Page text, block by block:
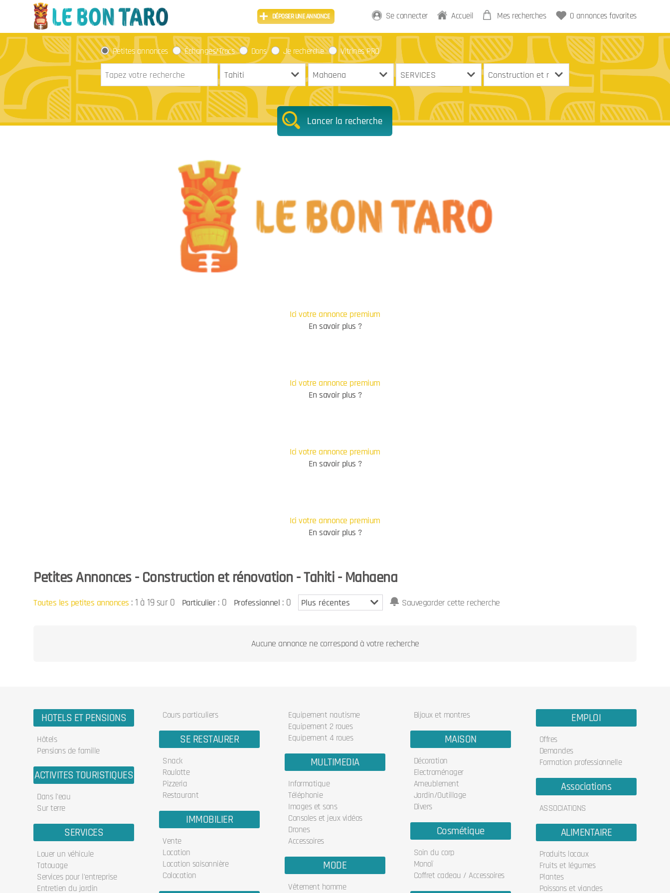
DÉPOSER UNE ANNONCE Se connecter Accueil Mes recherches 0 annonces favorites
Petites annonces Échanges/Trocs Dons Je recherche Vitrines PRO
Lancer la recherche
Ici votre annonce premium
En savoir plus ?
Ici votre annonce premium
En savoir plus ?
Ici votre annonce premium
En savoir plus ?
Ici votre annonce premium
En savoir plus ?
Petites Annonces - Construction et rénovation - Tahiti - Mahaena
Toutes les petites annonces :1 à 19 sur 0 Particulier: 0 Professionnel : 0 Sauvegarder cette recherche
Aucune annonce ne correspond à votre recherche
HOTELS ET PENSIONS
Hôtels
Pensions de famille
ACTIVITES TOURISTIQUES
Dans l'eau
Sur terre
SERVICES
Louer un véhicule
Tatouage
Services pour l'entreprise
Entretien du jardin
Cours particuliers
SE RESTAURER
Snack
Roulotte
Pizzeria
Restaurant
IMMOBILIER
Vente
Location
Location saisonnière
Colocation
Equipement nautisme
Equipement 2 roues
Equipement 4 roues
MULTIMEDIA
Informatique
Téléphonie
Images et sons
Consoles et jeux vidéos
Drones
Accessoires
MODE
Vêtement homme
Bijoux et montres
MAISON
Décoration
Electroménager
Ameublement
Jardin/Outillage
Divers
Cosmétique
Soin du corp
Monoï
Coffret cadeau / Accessoires
EMPLOI
Offres
Demandes
Formation professionnelle
Associations
ASSOCIATIONS
ALIMENTAIRE
Produits locaux
Fruits et légumes
Plantes
Poissons et viandes